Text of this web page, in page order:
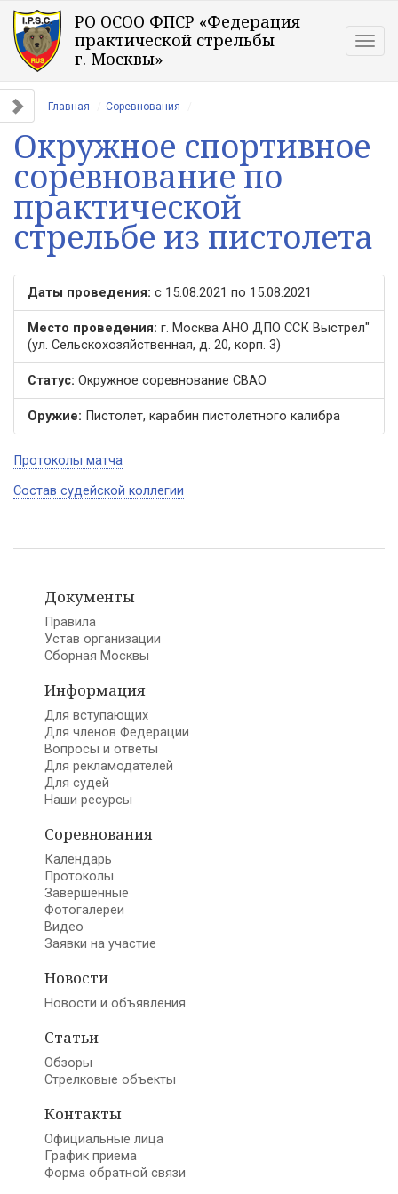
РО ОСОО ФПСР «Федерация
практической стрельбы
г. Москвы»
Главная Соревнования
Окружное спортивное
соревнование по
практической
стрельбе из пистолета
Даты проведения: c 15.08.2021 по 15.08.2021
Место проведения: г. Москва АНО ДПО ССК Выстрел"
(ул. Сельскохозяйственная, д. 20, корп. 3)
Cтатус: Окружное соревнование СВАО
Оружие: Пистолет, карабин пистолетного калибра
Протоколы матча
Состав судейской коллегии
Документы
Правила
Устав организации
Сборная Москвы
Информация
Для вступающих
Для членов Федерации
Вопросы и ответы
Для рекламодателей
Для судей
Наши ресурсы
Соревнования
Календарь
Протоколы
Завершенные
Фотогалереи
Видео
Заявки на участие
Новости
Новости и объявления
Статьи
Обзоры
Стрелковые объекты
Контакты
Официальные лица
График приема
Форма обратной связи